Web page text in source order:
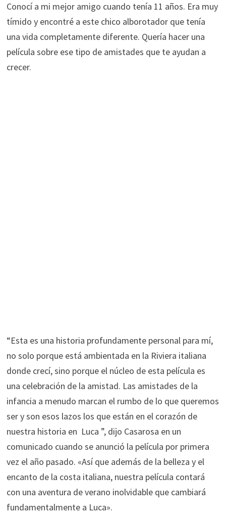
Conocí a mi mejor amigo cuando tenía 11 años. Era muy
tímido y encontré a este chico alborotador que tenía
una vida completamente diferente. Quería hacer una
película sobre ese tipo de amistades que te ayudan a
crecer.
“Esta es una historia profundamente personal para mí,
no solo porque está ambientada en la Riviera italiana
donde crecí, sino porque el núcleo de esta película es
una celebración de la amistad. Las amistades de la
infancia a menudo marcan el rumbo de lo que queremos
ser y son esos lazos los que están en el corazón de
nuestra historia en Luca ”, dijo Casarosa en un
comunicado cuando se anunció la película por primera
vez el año pasado. «Así que además de la belleza y el
encanto de la costa italiana, nuestra película contará
con una aventura de verano inolvidable que cambiará
fundamentalmente a Luca».